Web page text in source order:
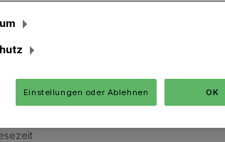
wird in diesem Jahr 70 Jahre alt.
das Grundgesetz den
nahezubringen. Von den
Einstellungen oder Ablehnen OK